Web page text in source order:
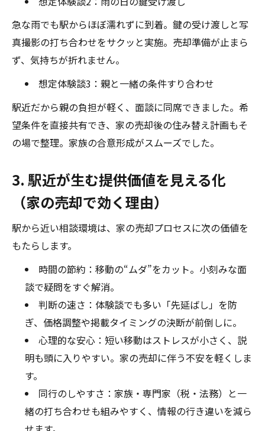
急な雨でも駅からほぼ濡れずに到着。鍵の受け渡しと写
真撮影の打ち合わせをサクッと実施。売却準備が止まら
ず、気持ちが折れません。
想定体験談3：親と一緒の条件すり合わせ
駅近だから親の負担が軽く、面談に同席できました。希
望条件を直接共有でき、家の売却後の住み替え計画もそ
の場で整理。家族の合意形成がスムーズでした。
3. 駅近が生む提供価値を見える化
（家の売却で効く理由）
駅から近い相談環境は、家の売却プロセスに次の価値を
もたらします。
時間の節約：移動の“ムダ”をカット。小刻みな面
談で疑問をすぐ解消。
判断の速さ：体験談でも多い「先延ばし」を防
ぎ、価格調整や掲載タイミングの決断が前倒しに。
心理的な安心：短い移動はストレスが小さく、説
明も頭に入りやすい。家の売却に伴う不安を軽くしま
す。
同行のしやすさ：家族・専門家（税・法務）と一
緒の打ち合わせも組みやすく、情報の行き違いを減ら